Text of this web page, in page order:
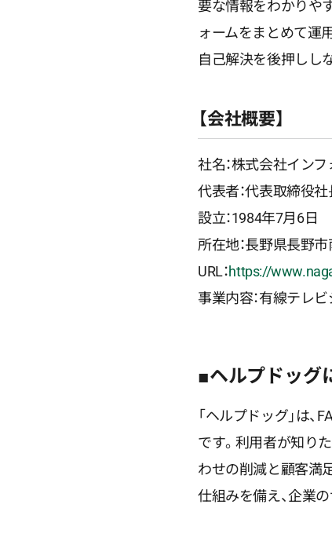
要な情報をわかりや
ォームをまとめて運
自己解決を後押しし
【会社概要】
社名：株式会社イン
代表者：代表取締役
設立：1984年7月6日
所在地：長野県長野
URL：https://
事業内容：有線テレ
■ヘルプドッグ
「ヘルプドッグ」は
です。利用者が知り
わせの削減と顧客満
仕組みを備え、企業